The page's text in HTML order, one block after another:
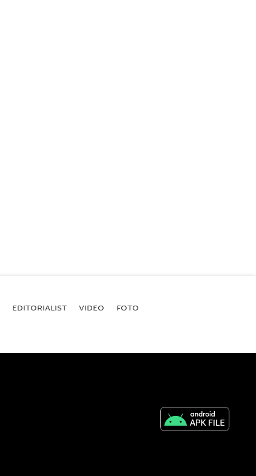
EDITORIALIST VIDEO FOTO